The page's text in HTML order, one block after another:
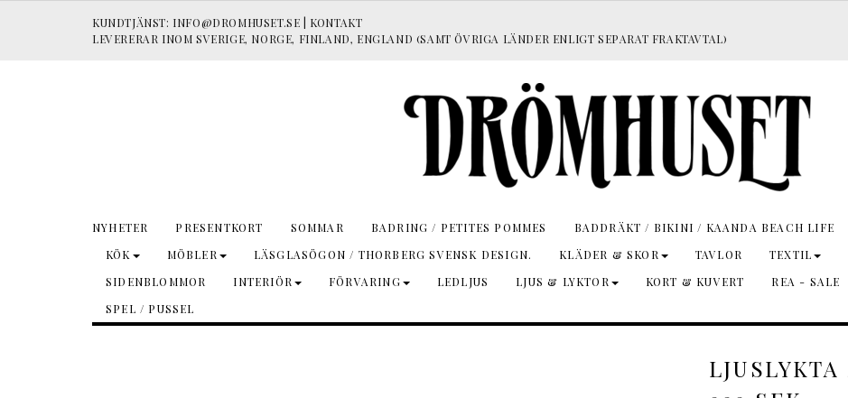
KUNDTJÄNST: INFO@DROMHUSET.SE
KONTAKT
LEVERERAR INOM SVERIGE, NORGE, FINLAND, ENGLAND (SAMT ÖVRIGA LÄNDER ENLIGT SEPARAT FRAKTAVTAL)
NYHETER PRESENTKORT SOMMAR BADRING / PETITES POMMES BADDRÄKT / BIKINI / KAANDA BEACH LIFE
KÖK
MÖBLER LÄSGLASÖGON / THORBERG SVENSK DESIGN. KLÄDER & SKOR TAVLOR TEXTIL
SIDENBLOMMOR
INTERIÖR FÖRVARING LEDLJUS LJUS & LYKTOR KORT & KUVERT REA - SALE
SPEL / PUSSEL